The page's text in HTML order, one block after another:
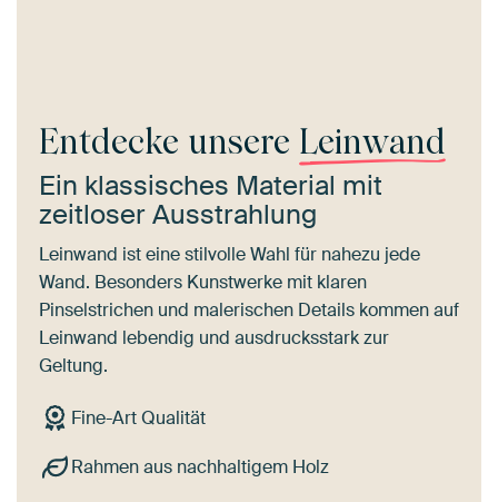
Entdecke unsere Leinwand
Ein klassisches Material mit
zeitloser Ausstrahlung
Leinwand ist eine stilvolle Wahl für nahezu jede
Wand. Besonders Kunstwerke mit klaren
Pinselstrichen und malerischen Details kommen auf
Leinwand lebendig und ausdrucksstark zur
Geltung.
Fine-Art Qualität
Rahmen aus nachhaltigem Holz